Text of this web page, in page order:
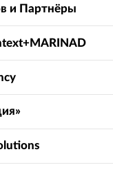
и Партнёры